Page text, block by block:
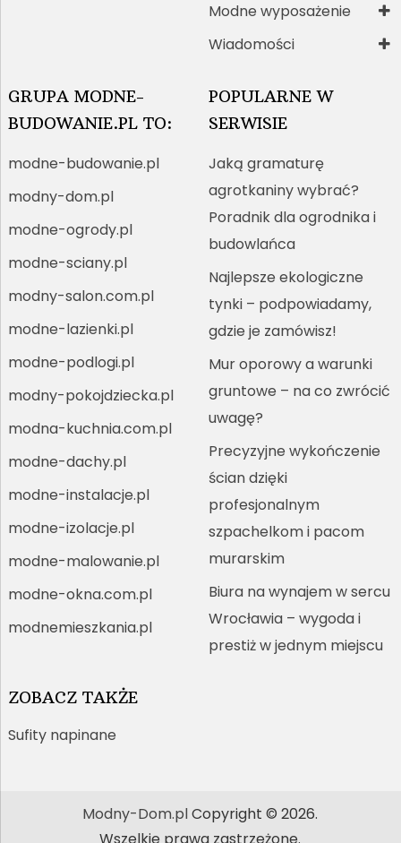
Modne wyposażenie
Wiadomości
GRUPA MODNE-
BUDOWANIE.PL TO:
modne-budowanie.pl
modny-dom.pl
modne-ogrody.pl
modne-sciany.pl
modny-salon.com.pl
modne-lazienki.pl
modne-podlogi.pl
modny-pokojdziecka.pl
modna-kuchnia.com.pl
modne-dachy.pl
modne-instalacje.pl
modne-izolacje.pl
modne-malowanie.pl
modne-okna.com.pl
modnemieszkania.pl
POPULARNE W
SERWISIE
Jaką gramaturę
agrotkaniny wybrać?
Poradnik dla ogrodnika i
budowlańca
Najlepsze ekologiczne
tynki – podpowiadamy,
gdzie je zamówisz!
Mur oporowy a warunki
gruntowe – na co zwrócić
uwagę?
Precyzyjne wykończenie
ścian dzięki
profesjonalnym
szpachelkom i pacom
murarskim
Biura na wynajem w sercu
Wrocławia – wygoda i
prestiż w jednym miejscu
ZOBACZ TAKŻE
Sufity napinane
Modny-Dom.plCopyright © 2026.